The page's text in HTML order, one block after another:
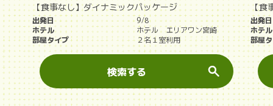
【食事なし】ダイナミックパッケージ
出発日
9/8
ホテル
ホテル エリアワン宮崎
部屋タイプ
２名１室利用
検索する
【食
出発日
ホテル
部屋